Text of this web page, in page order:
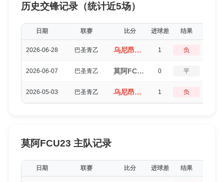
历史交锋记录（统计近5场）
日期 联赛 比分 进球差 结果
2026-06-28 巴圣青乙 乌尼昂U23（2-3）莫阿FCU23 1 负
2026-06-07 巴圣青乙 莫阿FCU23（0-0）乌尼昂U23 0 平
2026-05-03 巴圣青乙 乌尼昂U23（2-3）莫阿FCU23 1 负
莫阿FCU23 主队记录
日期 联赛 比分 进球差 结果